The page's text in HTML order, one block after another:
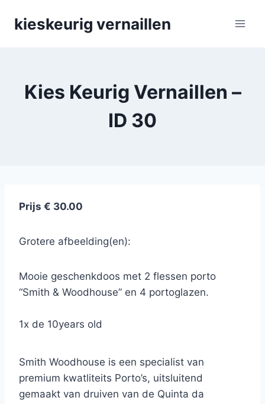
kieskeurig vernaillen
Kies Keurig Vernaillen –
ID 30
Prijs € 30.00
Grotere afbeelding(en):
Mooie geschenkdoos met 2 flessen porto
“Smith & Woodhouse” en 4 portoglazen.
1x de 10years old
1x de Lodge Reserve
Smith Woodhouse is een specialist van
premium kwatliteits Porto’s, uitsluitend
gemaakt van druiven van de Quinta da